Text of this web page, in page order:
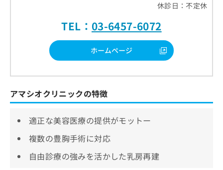
休診日：不定休
TEL： 03-6457-6072
ホームページ
アマシオクリニックの特徴
適正な美容医療の提供がモットー
複数の豊胸手術に対応
自由診療の強みを活かした乳房再建